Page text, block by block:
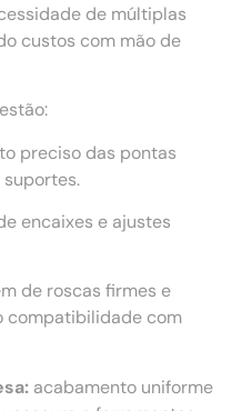
de múltiplas
custos com mão de
preciso das pontas
encaixes e ajustes
de roscas firmes e
compatibilidade com
acabamento uniforme